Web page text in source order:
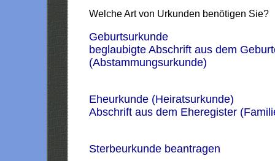
Welche Art von Urkunden benötigen Sie?
Geburtsurkunde
beglaubigte Abschrift aus dem
(Abstammungsurkunde)
Eheurkunde (Heiratsurkunde)
Abschrift aus dem Eheregister
Sterbeurkunde beantragen